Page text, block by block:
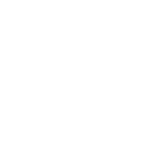
den
1 - (-2) = 3,
ist, kann es